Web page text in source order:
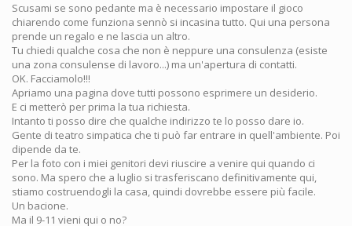
Scusami se sono pedante ma è necessario impostare il gioco
chiarendo come funziona sennò si incasina tutto. Qui una persona
prende un regalo e ne lascia un altro.
Tu chiedi qualche cosa che non è neppure una consulenza (esiste
una zona consulense di lavoro...) ma un'apertura di contatti.
OK. Facciamolo!!!
Apriamo una pagina dove tutti possono esprimere un desiderio.
E ci metterò per prima la tua richiesta.
Intanto ti posso dire che qualche indirizzo te lo posso dare io.
Gente di teatro simpatica che ti può far entrare in quell'ambiente. Poi
dipende da te.
Per la foto con i miei genitori devi riuscire a venire qui quando ci
sono. Ma spero che a luglio si trasferiscano definitivamente qui,
stiamo costruendogli la casa, quindi dovrebbe essere più facile.
Un bacione.
Ma il 9-11 vieni qui o no?